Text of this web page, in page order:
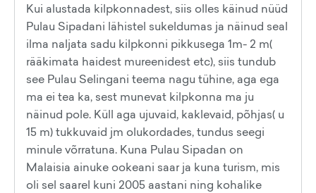
Kui alustada kilpkonnadest, siis olles käinud nüüd
Pulau Sipadani lähistel sukeldumas ja näinud seal
ilma naljata sadu kilpkonni pikkusega 1m- 2 m(
rääkimata haidest mureenidest etc), siis tundub
see Pulau Selingani teema nagu tühine, aga ega
ma ei tea ka, sest munevat kilpkonna ma ju
näinud pole. Küll aga ujuvaid, kaklevaid, põhjas( u
15 m) tukkuvaid jm olukordades, tundus seegi
minule võrratuna. Kuna Pulau Sipadan on
Malaisia ainuke ookeani saar ja kuna turism, mis
oli sel saarel kuni 2005 aastani ning kohalike